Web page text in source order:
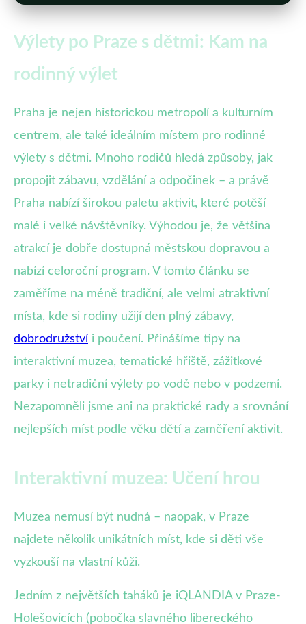
Výlety po Praze s dětmi: Kam na
rodinný výlet
Praha je nejen historickou metropolí a kulturním
centrem, ale také ideálním místem pro rodinné
výlety s dětmi. Mnoho rodičů hledá způsoby, jak
propojit zábavu, vzdělání a odpočinek – a právě
Praha nabízí širokou paletu aktivit, které potěší
malé i velké návštěvníky. Výhodou je, že většina
atrakcí je dobře dostupná městskou dopravou a
nabízí celoroční program. V tomto článku se
zaměříme na méně tradiční, ale velmi atraktivní
místa, kde si rodiny užijí den plný zábavy,
dobrodružství i poučení. Přinášíme tipy na
interaktivní muzea, tematické hřiště, zážitkové
parky i netradiční výlety po vodě nebo v podzemí.
Nezapomněli jsme ani na praktické rady a srovnání
nejlepších míst podle věku dětí a zaměření aktivit.
Interaktivní muzea: Učení hrou
Muzea nemusí být nudná – naopak, v Praze
najdete několik unikátních míst, kde si děti vše
vyzkouší na vlastní kůži.
Jedním z největších taháků je iQLANDIA v Praze-
Holešovicích (pobočka slavného libereckého